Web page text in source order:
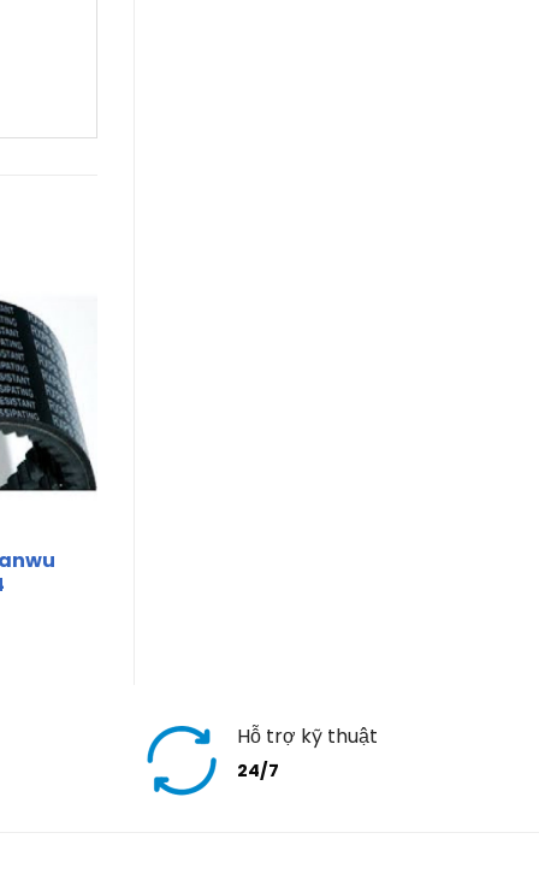
Hỗ trợ kỹ thuật
24/7